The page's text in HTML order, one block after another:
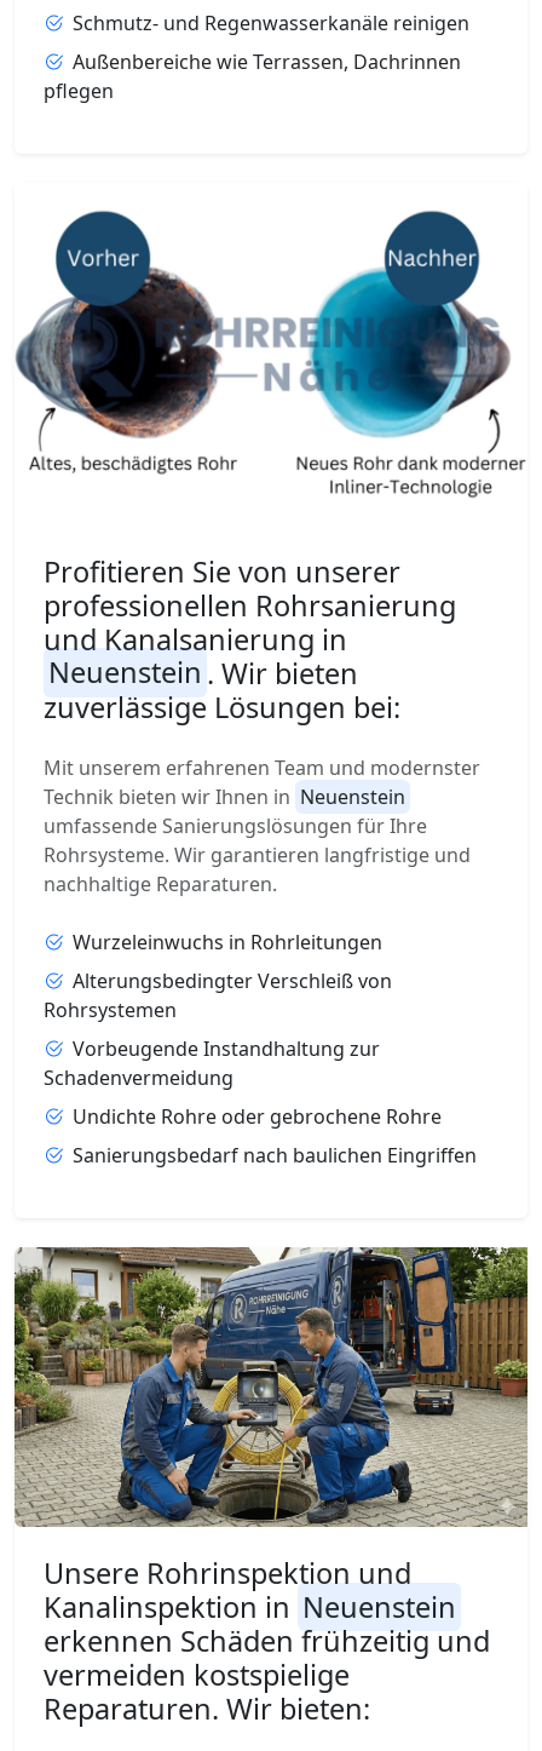
Schmutz- und Regenwasserkanäle reinigen
Außenbereiche wie Terrassen, Dachrinnen
pflegen
Profitieren Sie von unserer
professionellen Rohrsanierung
und Kanalsanierung in
Neuenstein . Wir bieten
zuverlässige Lösungen bei:
Mit unserem erfahrenen Team und modernster
Technik bieten wir Ihnen in Neuenstein
umfassende Sanierungslösungen für Ihre
Rohrsysteme. Wir garantieren langfristige und
nachhaltige Reparaturen.
Wurzeleinwuchs in Rohrleitungen
Alterungsbedingter Verschleiß von
Rohrsystemen
Vorbeugende Instandhaltung zur
Schadenvermeidung
Undichte Rohre oder gebrochene Rohre
Sanierungsbedarf nach baulichen Eingriffen
Unsere Rohrinspektion und
Kanalinspektion in Neuenstein
erkennen Schäden frühzeitig und
vermeiden kostspielige
Reparaturen. Wir bieten: